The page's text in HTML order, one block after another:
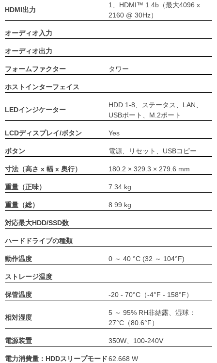
HDMI出力
1、HDMI™ 1.4b（最大4096 x
2160 @ 30Hz）
オーディオ入力
オーディオ出力
フォームファクター タワー
ホストインターフェイス
LEDインジケーター
HDD 1-8、ステータス、LAN、
USBポート、M.2ポート
LCDディスプレイ/ボタン Yes
ボタン 電源、リセット、USBコピー
寸法（高さ x 幅 x 奥行） 180.2 × 329.3 × 279.6 mm
重量（正味） 7.34 kg
重量（総） 8.99 kg
対応最大HDD/SSD数
ハードドライブの種類
動作温度 0 ～ 40 °C (32 ～ 104°F)
ストレージ温度
保管温度 -20 - 70°C（-4°F - 158°F）
相対湿度
5 ～ 95% RH非結露、湿球：
27°C（80.6°F）
電源装置 350W、100-240V
電力消費量：HDDスリープモード62.668 W